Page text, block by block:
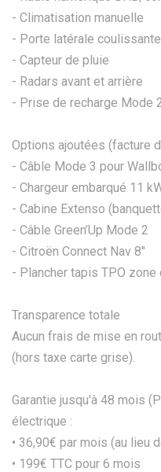
- Climatisation manuelle
- Porte latérale
- Capteur de pluie
- Radars avant et arrière
- Prise de recharge Mode
Options ajoutées (facture
- Câble Mode 3 pour
- Chargeur embarqué 11
- Cabine Extenso
- Câble Green’Up Mode 2
- Citroën Connect Nav 8"
- Plancher tapis TPO zone
Transparence totale
Aucun frais de mise en
(hors taxe carte grise).
Garantie jusqu'à 48 mois
électrique :
• 36,90€ par mois (au lieu
• 199€ TTC pour 6 mois